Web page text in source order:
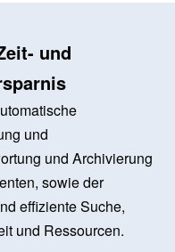
und
und
und Archivierung
sowie der
effiziente Suche,
und Ressourcen.